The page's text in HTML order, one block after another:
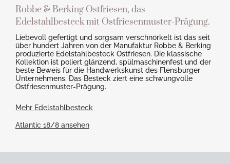
Robbe & Berking Ostfriesen, das
Edelstahlbesteck mit Ostfriesenmuster-Prägung.
Liebevoll gefertigt und sorgsam verschnörkelt ist das seit
über hundert Jahren von der Manufaktur Robbe & Berking
produzierte Edelstahlbesteck Ostfriesen. Die klassische
Kollektion ist poliert glänzend, spülmaschinenfest und der
beste Beweis für die Handwerkskunst des Flensburger
Unternehmens. Das Besteck ziert eine schwungvolle
Ostfriesenmuster-Prägung.
Mehr Edelstahlbesteck
Atlantic 18/8 ansehen